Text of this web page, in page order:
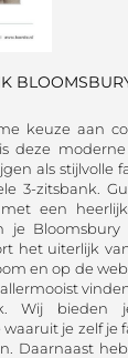
keuze aan
deze
als stijlvolle
3-zitsbank.
een
je Bloomsbury
het uiterlijk
en op de
Wij
je zelf je
Daarnaast